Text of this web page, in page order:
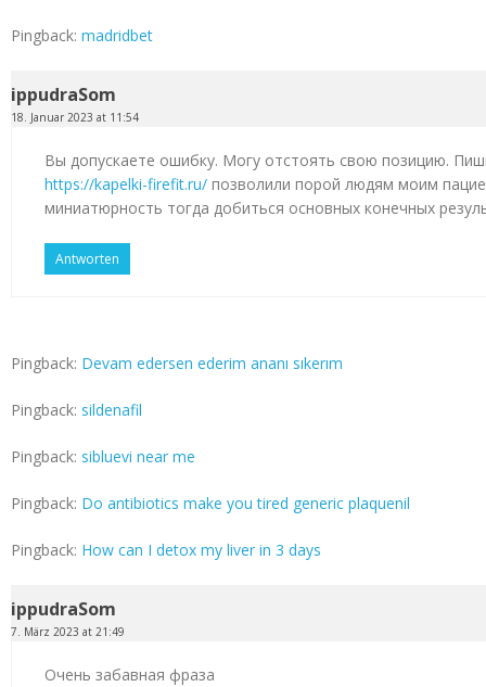
Pingback: madridbet
ippudraSom
18. Januar 2023 at 11:54
Вы допускаете ошибку. Могу отстоять свою позицию.
https://kapelki-firefit.ru/ позволили порой людям моим
миниатюрность тогда добиться основных конечных
Antworten
Pingback: Devam edersen ederim ananı sıkerım
Pingback: sildenafil
Pingback: sibluevi near me
Pingback: Do antibiotics make you tired generic plaquenil
Pingback: How can I detox my liver in 3 days
ippudraSom
7. März 2023 at 21:49
Очень забавная фраза